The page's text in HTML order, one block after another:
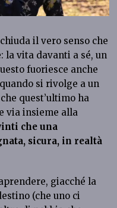
il vero senso che
la vita davanti a sé, un
fuoriesce anche
si rivolge a un
quest’ultimo ha
via insieme alla
che una
sicura, in realtà
giacché la
(che uno ci